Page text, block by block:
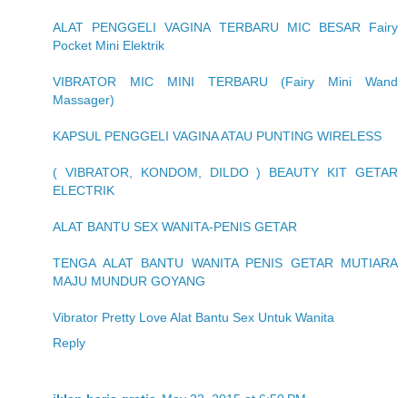
ALAT PENGGELI VAGINA TERBARU MIC BESAR Fairy
Pocket Mini Elektrik
VIBRATOR MIC MINI TERBARU (Fairy Mini Wand
Massager)
KAPSUL PENGGELI VAGINA ATAU PUNTING WIRELESS
( VIBRATOR, KONDOM, DILDO ) BEAUTY KIT GETAR
ELECTRIK
ALAT BANTU SEX WANITA-PENIS GETAR
TENGA ALAT BANTU WANITA PENIS GETAR MUTIARA
MAJU MUNDUR GOYANG
Vibrator Pretty Love Alat Bantu Sex Untuk Wanita
Reply